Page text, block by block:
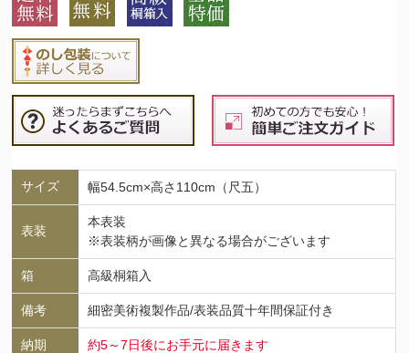
サイズ 幅54.5cm×高さ110cm（尺五）
表装
本表装
※表装柄が画像と異なる場合がございます
箱 高級桐箱入
備考 細密美術複製作品/表装品質十年間保証付き
納期 約5～7日後にお手元に届きます